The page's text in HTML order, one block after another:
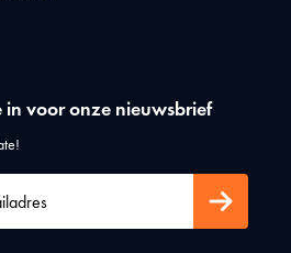
in voor onze nieuwsbrief